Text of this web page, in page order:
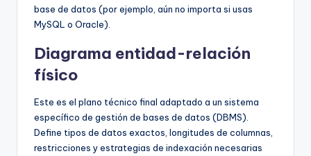
base de datos (por ejemplo, aún no importa si usas
MySQL o Oracle).
Diagrama entidad-relación
físico
Este es el plano técnico final adaptado a un sistema
específico de gestión de bases de datos (DBMS).
Define tipos de datos exactos, longitudes de columnas,
restricciones y estrategias de indexación necesarias